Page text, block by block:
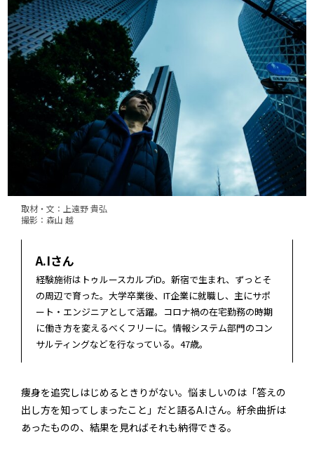
取材・文：上遠野 貴弘
撮影：森山 越
A.Iさん
経験施術はトゥルースカルプiD。新宿で生まれ、ずっとそ
の周辺で育った。大学卒業後、IT企業に就職し、主にサポ
ート・エンジニアとして活躍。コロナ禍の在宅勤務の時期
に働き方を変えるべくフリーに。情報システム部門のコン
サルティングなどを行なっている。47歳。
痩身を追究しはじめるときりがない。悩ましいのは「答えの
出し方を知ってしまったこと」だと語るA.Iさん。紆余曲折は
あったものの、結果を見ればそれも納得できる。